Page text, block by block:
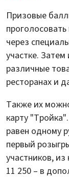
Призовые
через
участке.
различные
ресторанах и
Также их
карту
равен одному
первый
участников,
11 250 – в